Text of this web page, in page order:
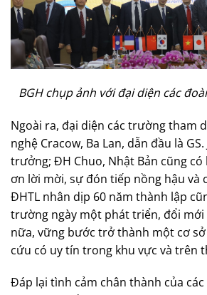
BGH chụp ảnh với đại diện các
Ngoài ra, đại diện các trường tham
nghệ Cracow, Ba Lan, dẫn đầu là
trưởng; ĐH Chuo, Nhật Bản cũng
ơn lời mời, sự đón tiếp nồng hậu và
ĐHTL nhân dịp 60 năm thành lập
trường ngày một phát triển, đổi
nữa, vững bước trở thành một cơ
cứu có uy tín trong khu vực và trên
Đáp lại tình cảm chân thành của